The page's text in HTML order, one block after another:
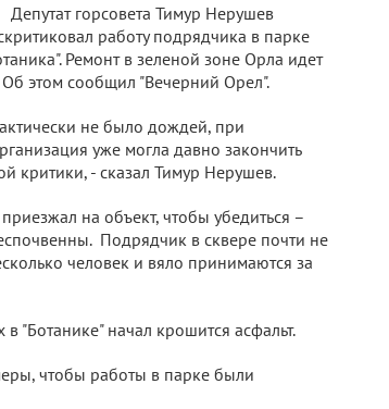
Депутат горсовета Тимур Нерушев
работу подрядчика в парке
Ремонт в зеленой зоне Орла идет
Об этом сообщил "Вечерний Орел".
не было дождей, при
уже могла давно закончить
критики, - сказал Тимур Нерушев.
на объект, чтобы убедиться –
Подрядчик в сквере почти не
человек и вяло принимаются за
"Ботанике" начал крошится асфальт.
чтобы работы в парке были